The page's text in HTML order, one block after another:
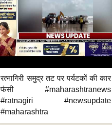
रत्नागिरी समुद्र तट पर पर्यटकों की कार
फंसी #maharashtranews
#ratnagiri #newsupdate
#maharashtra